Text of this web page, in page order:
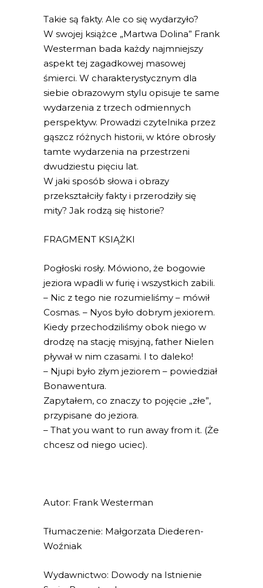
Takie są fakty. Ale co się wydarzyło?
W swojej książce „Martwa Dolina” Frank
Westerman bada każdy najmniejszy
aspekt tej zagadkowej masowej
śmierci. W charakterystycznym dla
siebie obrazowym stylu opisuje te same
wydarzenia z trzech odmiennych
perspektyw. Prowadzi czytelnika przez
gąszcz różnych historii, w które obrosły
tamte wydarzenia na przestrzeni
dwudziestu pięciu lat.
W jaki sposób słowa i obrazy
przekształciły fakty i przerodziły się
mity? Jak rodzą się historie?
FRAGMENT KSIĄŻKI
Pogłoski rosły. Mówiono, że bogowie
jeziora wpadli w furię i wszystkich zabili.
– Nic z tego nie rozumieliśmy – mówił
Cosmas. – Nyos było dobrym jexiorem.
Kiedy przechodziliśmy obok niego w
drodzę na stację misyjną, father Nielen
pływał w nim czasami. I to daleko!
– Njupi było złym jeziorem – powiedział
Bonawentura.
Zapytałem, co znaczy to pojęcie „złe”,
przypisane do jeziora.
– That you want to run away from it. (Że
chcesz od niego uciec).
Autor: Frank Westerman
Tłumaczenie: Małgorzata Diederen-
Woźniak
Wydawnictwo: Dowody na Istnienie